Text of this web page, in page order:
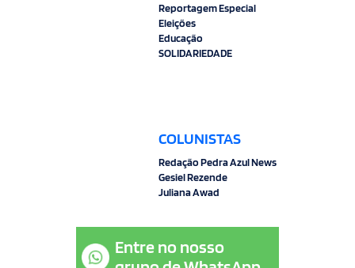
Reportagem Especial
Eleições
Educação
SOLIDARIEDADE
COLUNISTAS
Redação Pedra Azul News
Gesiel Rezende
Juliana Awad
Entre no nosso